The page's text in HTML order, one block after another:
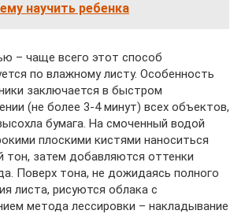
научить ребенка
– чаще всего этот способ
по влажному листу. Особенность
заключается в быстром
(не более 3-4 минут) всех объектов,
бумага. На смоченный водой
плоскими кистями наноситься
тон, затем добавляются оттенки
Поверх тона, не дожидаясь полного
листа, рисуются облака с
метода лессировки – накладывание